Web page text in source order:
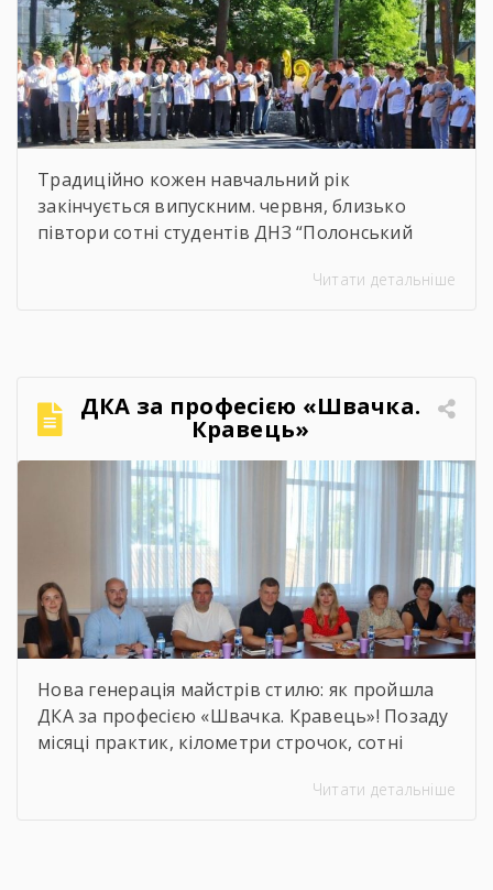
Традиційно кожен навчальний рік
закінчується випускним. червня, близько
півтори сотні студентів ДНЗ “Полонський
одержали дипломи кваліфікованих
Теплі слова наставників, батьків, директора,
привітання та міцні обійми найрідніших. Для
вас, дорогі випускники, закінчився черговий
етап. А далі […]
Читати детальніше
ДКА за професією «Швачка.
Кравець»
Нова генерація майстрів стилю: як пройшла
ДКА за професією «Швачка. Кравець»! Позаду
місяці практик, кілометри строчок, сотні
примірками. 22 червня відбуласяЧитати детальніше